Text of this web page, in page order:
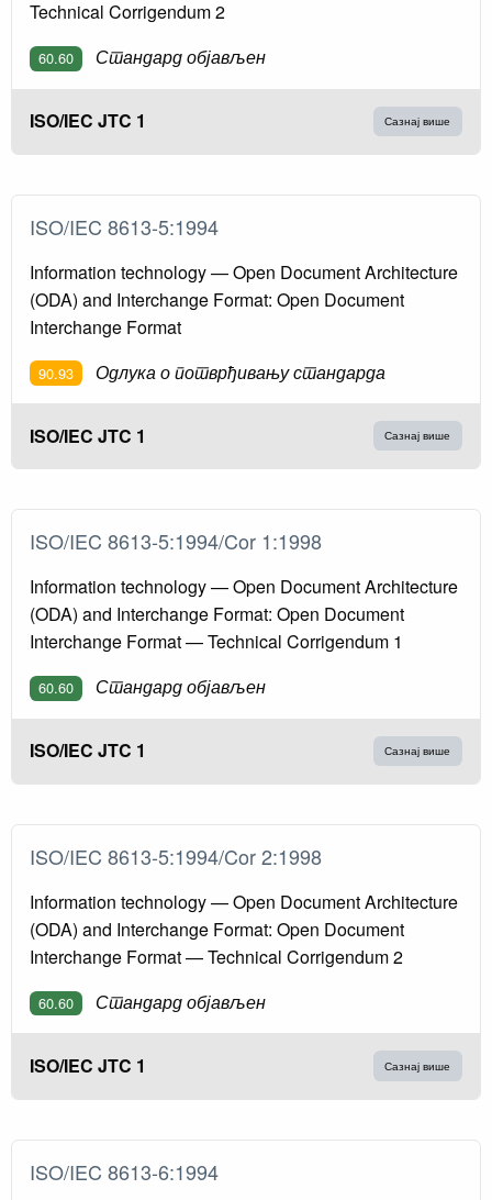
Technical Corrigendum 2
60.60 Стандард објављен
ISO/IEC JTC 1 Сазнај више
ISO/IEC 8613-5:1994
Information technology — Open Document Architecture
(ODA) and Interchange Format: Open Document
Interchange Format
90.93 Одлука о потврђивању стандарда
ISO/IEC JTC 1 Сазнај више
ISO/IEC 8613-5:1994/Cor 1:1998
Information technology — Open Document Architecture
(ODA) and Interchange Format: Open Document
Interchange Format — Technical Corrigendum 1
60.60 Стандард објављен
ISO/IEC JTC 1 Сазнај више
ISO/IEC 8613-5:1994/Cor 2:1998
Information technology — Open Document Architecture
(ODA) and Interchange Format: Open Document
Interchange Format — Technical Corrigendum 2
60.60 Стандард објављен
ISO/IEC JTC 1 Сазнај више
ISO/IEC 8613-6:1994